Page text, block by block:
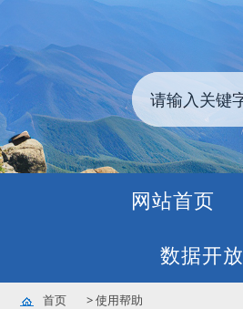
网站首页
数据开放
首页 >使用帮助